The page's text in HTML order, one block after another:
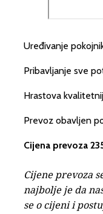
Uređivanje
Pribavljanje sve
Hrastova
Prevoz obavljen
Cijena prevoza
Cijene prevoza
najbolje je da
se o cijeni i